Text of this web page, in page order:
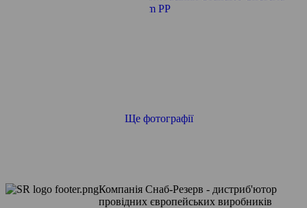
Ще фотографії
Компанія Снаб-Резерв - дистриб'ютор
провідних європейських виробників